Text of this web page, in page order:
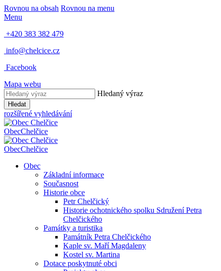
Rovnou na obsah Rovnou na menu
Menu
+420 383 382 479
info@chelcice.cz
Facebook
Mapa webu
Hledaný výraz
Hledat
rozšířené vyhledávání
ObecChelčice
ObecChelčice
Obec
Základní informace
Současnost
Historie obce
Petr Chelčický
Historie ochotnického spolku Sdružení Petra
Chelčického
Památky a turistika
Památník Petra Chelčického
Kaple sv. Maří Magdaleny
Kostel sv. Martina
Dotace poskytnuté obci